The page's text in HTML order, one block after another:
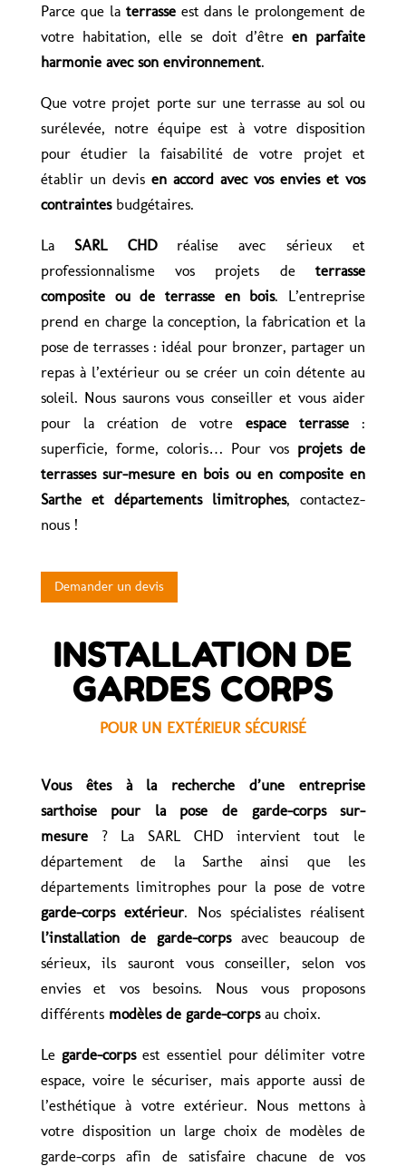
Parce que la terrasseest dans le prolongement de
votre habitation, elle se doit d’être en parfaite
harmonie avec son environnement.
Que votre projet porte sur une terrasse au sol ou
surélevée, notre équipe est à votre disposition
pour étudier la faisabilité de votre projet et
établir un devis en accord avec vos envies et vos
contraintes budgétaires.
LaSARL CHDréalise avec sérieux et
professionnalisme vos projets de
terrasse
composite ou de terrasse en bois. L’entreprise
prend en charge la conception, la fabrication et la
pose de terrasses : idéal pour bronzer, partager un
repas à l’extérieur ou se créer un coin détente au
soleil. Nous saurons vous conseiller et vous aider
pour la création de votreespace terrasse :
superficie, forme, coloris… Pour vos projets de
terrasses sur-mesure en bois ou en composite en
Sarthe et départements limitrophes, contactez-
nous !
Demander un devis
INSTALLATION DE
GARDES CORPS
POUR UN EXTÉRIEUR SÉCURISÉ
Vous êtes à la recherche d’une entreprise
sarthoise pour la pose de garde-corps sur-
mesure? La SARL CHD intervient tout le
département de la Sarthe ainsi que les
départements limitrophes pour la pose de votre
garde-corps extérieur. Nos spécialistes réalisent
l’installation de garde-corpsavec beaucoup de
sérieux, ils sauront vous conseiller, selon vos
envies et vos besoins. Nous vous proposons
différents modèles de garde-corpsau choix.
Le garde-corpsest essentiel pour délimiter votre
espace, voire le sécuriser, mais apporte aussi de
l’esthétique à votre extérieur. Nous mettons à
votre disposition un large choix de modèles de
garde-corps afin de satisfaire chacune de vos